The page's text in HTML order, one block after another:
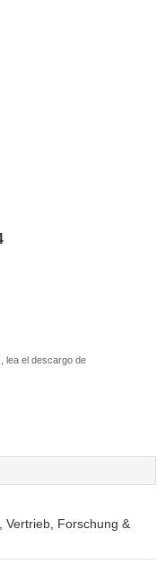
lea el descargo de
Vertrieb, Forschung &